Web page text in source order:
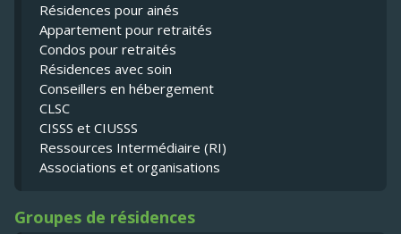
Résidences pour ainés
Appartement pour retraités
Condos pour retraités
Résidences avec soin
Conseillers en hébergement
CLSC
CISSS et CIUSSS
Ressources Intermédiaire (RI)
Associations et organisations
Groupes de résidences